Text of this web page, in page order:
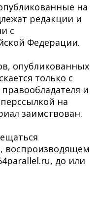
на
редакции и
с
Федерации.
опубликованных
только с
и
на
заимствован.
воспроизводящем
до или